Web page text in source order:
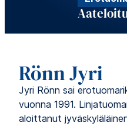
Rönn Jyri
Jyri Rönn sai
vuonna 1991.
aloittanut